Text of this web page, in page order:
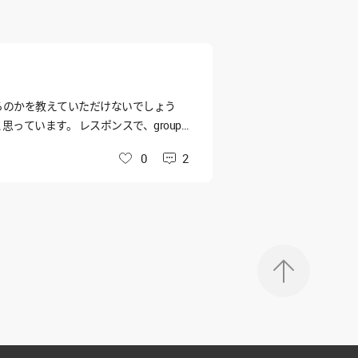
かを教えていただけないでしょう
っています。 レスポンスで、groupI
いいね
0 2